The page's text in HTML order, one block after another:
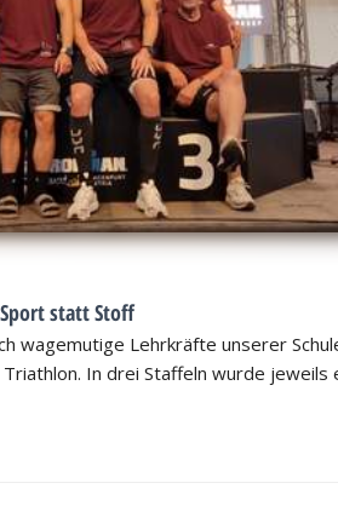
statt Stoff
wagemutige Lehrkräfte unserer
In drei Staffeln wurde jeweils